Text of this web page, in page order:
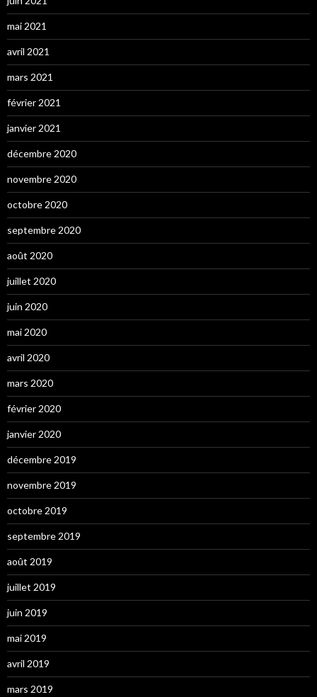
mai 2021
avril 2021
mars 2021
février 2021
janvier 2021
décembre 2020
novembre 2020
octobre 2020
septembre 2020
août 2020
juillet 2020
juin 2020
mai 2020
avril 2020
mars 2020
février 2020
janvier 2020
décembre 2019
novembre 2019
octobre 2019
septembre 2019
août 2019
juillet 2019
juin 2019
mai 2019
avril 2019
mars 2019